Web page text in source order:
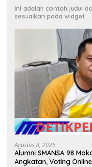
Ini adalah contoh judul
sesuaikan pada widget
Agustus 8, 2026
Alumni SMANSA 98
Angkatan, Voting